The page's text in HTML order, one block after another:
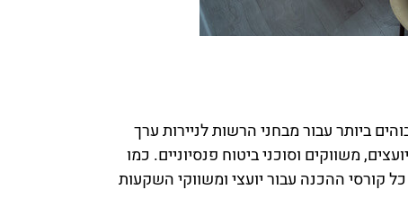
ביותר עבור מבחני הרשות לניירות ערך
משווקים וסוכני ביטוח פנסיוניים. כמו
ההכנה עבור יועצי ומשווקי השקעות